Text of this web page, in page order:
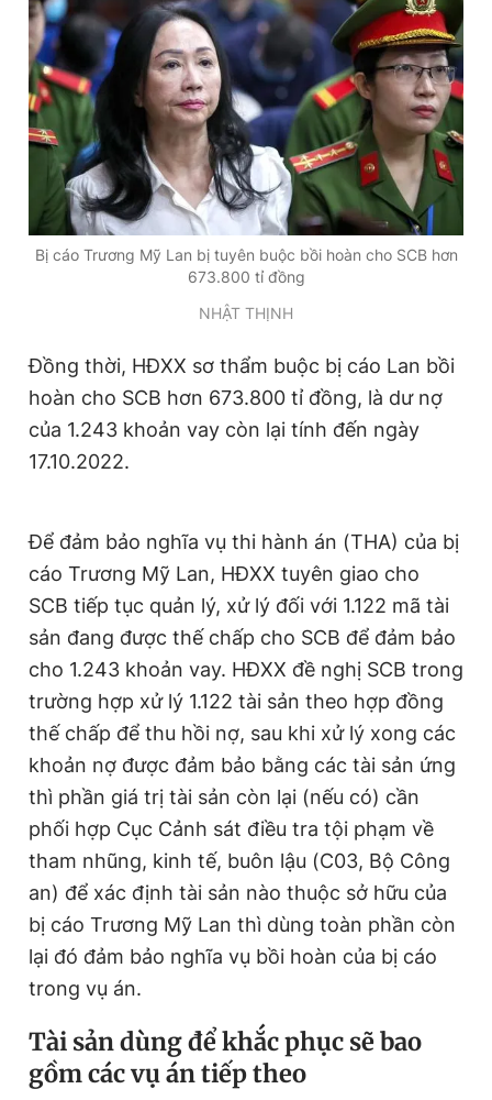
Đặt báo Quảng cáo RSS Tòa soạn Chính sách bảo
Tổng biên tập: Nguyễn Ngọc Toàn
Phó tổng biên tập thường trực: Hải Thành
Phó tổng biên tập: Lâm Hiếu Dũng
Phó tổng biên tập: Trần Việt Hưng
Tổng thư ký tòa soạn: Đức Trung
Giấy phép xuất bản số 110/GP - BTTTT cấp ngày 24.3.2020
© 2003-2026 Bản quyền thuộc về Báo Thanh Niên. Cấm sao
chép dưới mọi hình thức nếu không có sự chấp thuận bằng văn
bản. Phát triển bởi ePi Technologies, JSC.
Bị cáo Trương Mỹ Lan bị tuyên buộc bồi hoàn cho SCB hơn
673.800 tỉ đồng
NHẬT THỊNH
Đồng thời, HĐXX sơ thẩm buộc bị cáo Lan bồi
hoàn cho SCB hơn 673.800 tỉ đồng, là dư nợ
của 1.243 khoản vay còn lại tính đến ngày
17.10.2022.
Để đảm bảo nghĩa vụ thi hành án (THA) của bị
cáo Trương Mỹ Lan, HĐXX tuyên giao cho
SCB tiếp tục quản lý, xử lý đối với 1.122 mã tài
sản đang được thế chấp cho SCB để đảm bảo
cho 1.243 khoản vay. HĐXX đề nghị SCB trong
trường hợp xử lý 1.122 tài sản theo hợp đồng
thế chấp để thu hồi nợ, sau khi xử lý xong các
khoản nợ được đảm bảo bằng các tài sản ứng
thì phần giá trị tài sản còn lại (nếu có) cần
phối hợp Cục Cảnh sát điều tra tội phạm về
tham nhũng, kinh tế, buôn lậu (C03, Bộ Công
an) để xác định tài sản nào thuộc sở hữu của
bị cáo Trương Mỹ Lan thì dùng toàn phần còn
lại đó đảm bảo nghĩa vụ bồi hoàn của bị cáo
trong vụ án.
Tài sản dùng để khắc phục sẽ bao
gồm các vụ án tiếp theo